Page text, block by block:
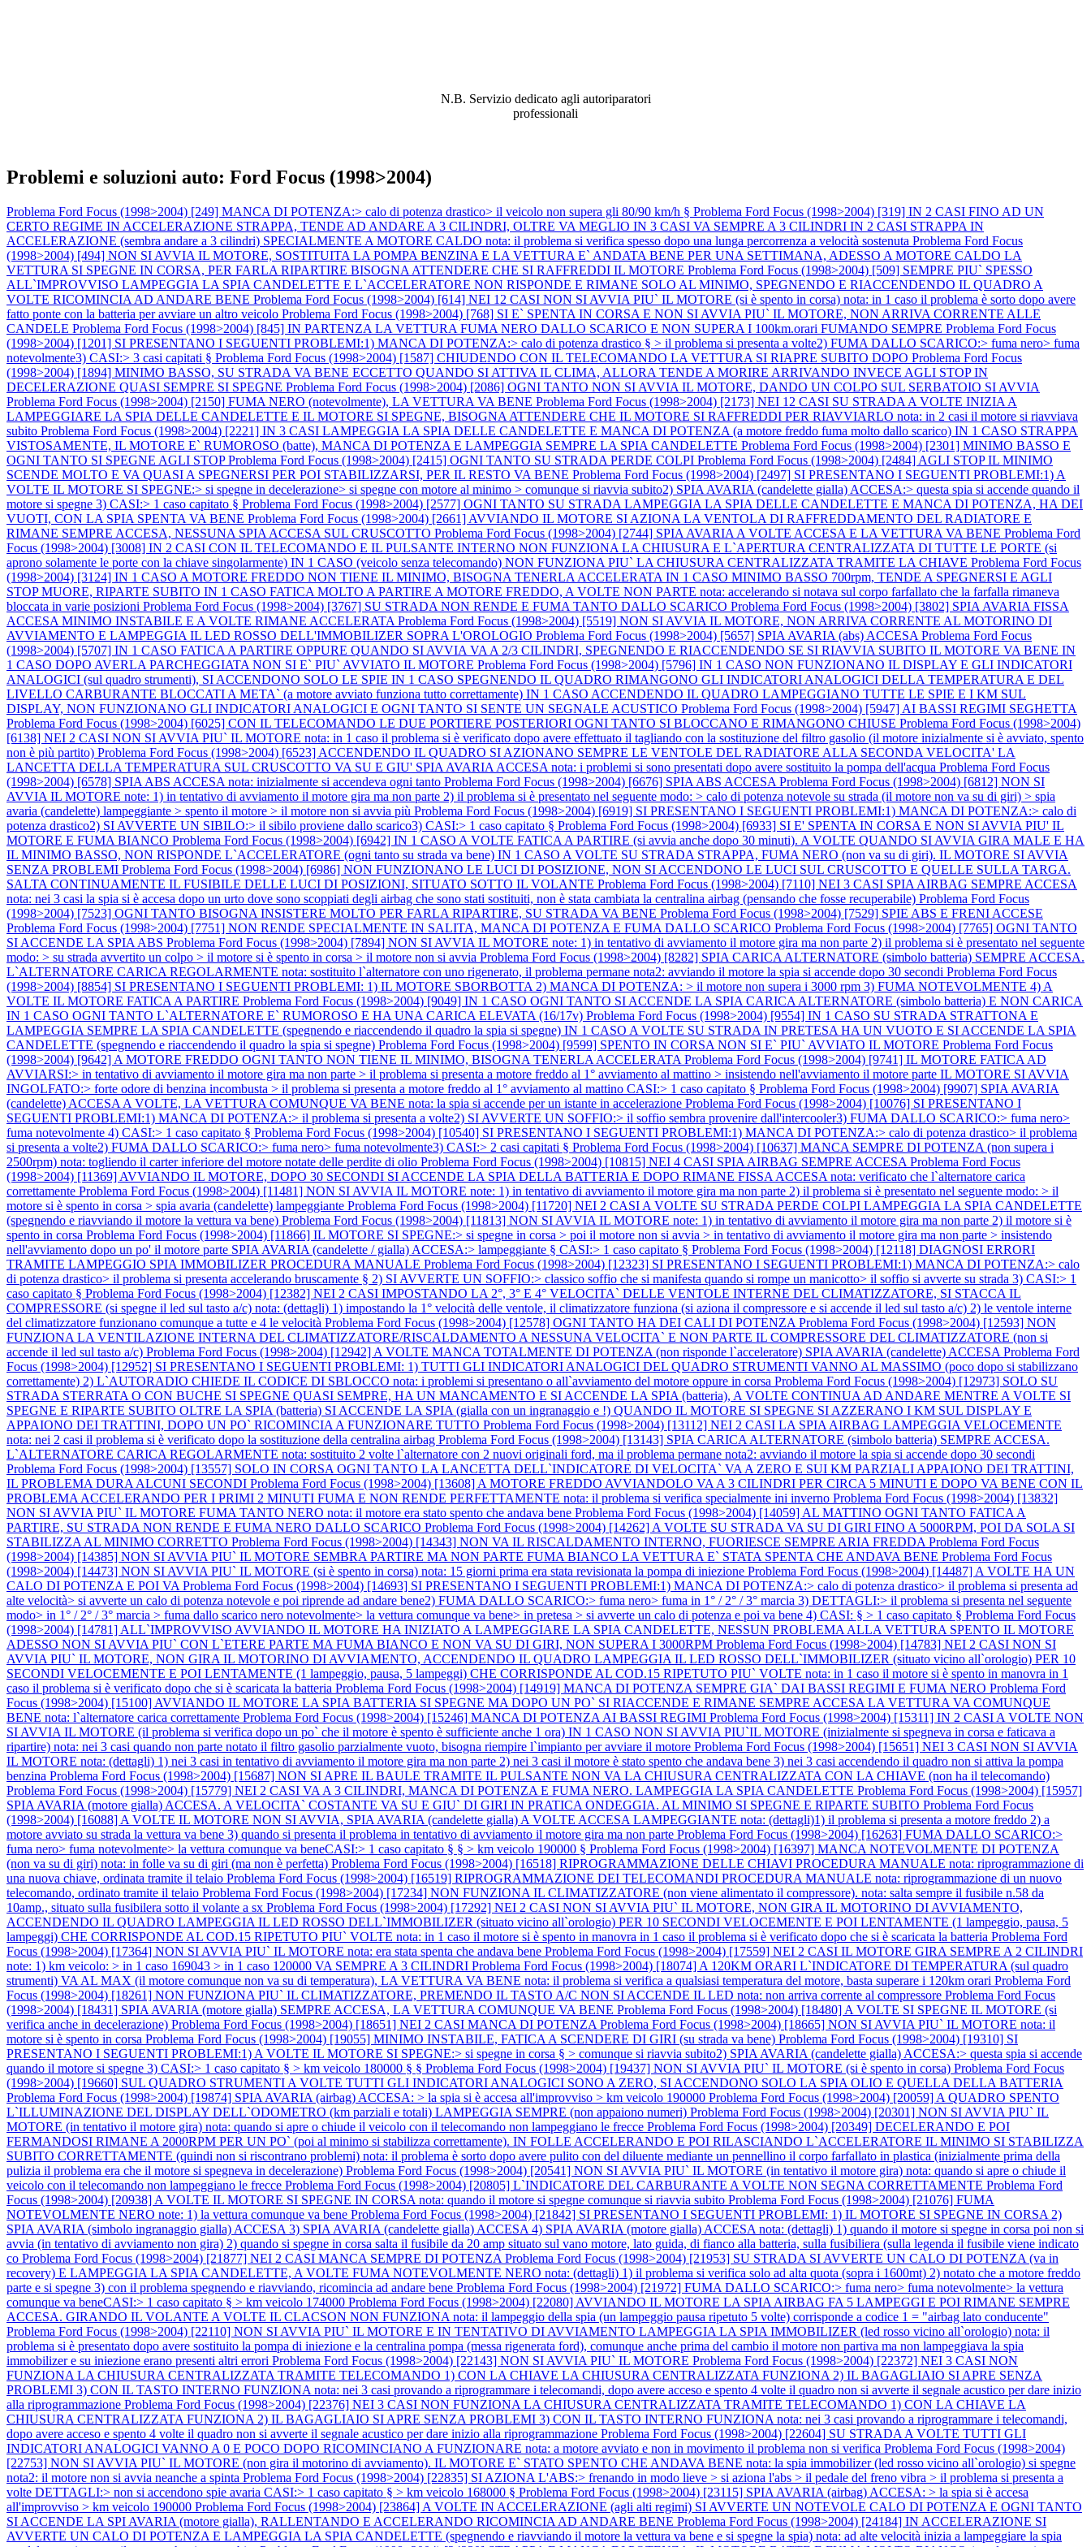
N.B. Servizio dedicato agli autoriparatori
professionali
Problemi e soluzioni auto: Ford Focus (1998>2004)
Problema Ford Focus (1998>2004) [249] MANCA DI POTENZA:> calo di potenza drastico> il veicolo non supera gli 80/90 km/h § Problema Ford Focus (1998>2004) [319] IN 2 CASI FINO AD UN
CERTO REGIME IN ACCELERAZIONE STRAPPA, TENDE AD ANDARE A 3 CILINDRI, OLTRE VA MEGLIO IN 3 CASI VA SEMPRE A 3 CILINDRI IN 2 CASI STRAPPA IN
ACCELERAZIONE (sembra andare a 3 cilindri) SPECIALMENTE A MOTORE CALDO nota: il problema si verifica spesso dopo una lunga percorrenza a velocità sostenuta Problema Ford Focus
(1998>2004) [494] NON SI AVVIA IL MOTORE, SOSTITUITA LA POMPA BENZINA E LA VETTURA E` ANDATA BENE PER UNA SETTIMANA, ADESSO A MOTORE CALDO LA
VETTURA SI SPEGNE IN CORSA, PER FARLA RIPARTIRE BISOGNA ATTENDERE CHE SI RAFFREDDI IL MOTORE Problema Ford Focus (1998>2004) [509] SEMPRE PIU` SPESSO
ALL`IMPROVVISO LAMPEGGIA LA SPIA CANDELETTE E L`ACCELERATORE NON RISPONDE E RIMANE SOLO AL MINIMO, SPEGNENDO E RIACCENDENDO IL QUADRO A
VOLTE RICOMINCIA AD ANDARE BENE Problema Ford Focus (1998>2004) [614] NEI 12 CASI NON SI AVVIA PIU` IL MOTORE (si è spento in corsa) nota: in 1 caso il problema è sorto dopo avere
fatto ponte con la batteria per avviare un altro veicolo Problema Ford Focus (1998>2004) [768] SI E` SPENTA IN CORSA E NON SI AVVIA PIU` IL MOTORE, NON ARRIVA CORRENTE ALLE
CANDELE Problema Ford Focus (1998>2004) [845] IN PARTENZA LA VETTURA FUMA NERO DALLO SCARICO E NON SUPERA I 100km.orari FUMANDO SEMPRE Problema Ford Focus
(1998>2004) [1201] SI PRESENTANO I SEGUENTI PROBLEMI:1) MANCA DI POTENZA:> calo di potenza drastico § > il problema si presenta a volte2) FUMA DALLO SCARICO:> fuma nero> fuma
notevolmente3) CASI:> 3 casi capitati § Problema Ford Focus (1998>2004) [1587] CHIUDENDO CON IL TELECOMANDO LA VETTURA SI RIAPRE SUBITO DOPO Problema Ford Focus
(1998>2004) [1894] MINIMO BASSO, SU STRADA VA BENE ECCETTO QUANDO SI ATTIVA IL CLIMA, ALLORA TENDE A MORIRE ARRIVANDO INVECE AGLI STOP IN
DECELERAZIONE QUASI SEMPRE SI SPEGNE Problema Ford Focus (1998>2004) [2086] OGNI TANTO NON SI AVVIA IL MOTORE, DANDO UN COLPO SUL SERBATOIO SI AVVIA
Problema Ford Focus (1998>2004) [2150] FUMA NERO (notevolmente), LA VETTURA VA BENE Problema Ford Focus (1998>2004) [2173] NEI 12 CASI SU STRADA A VOLTE INIZIA A
LAMPEGGIARE LA SPIA DELLE CANDELETTE E IL MOTORE SI SPEGNE, BISOGNA ATTENDERE CHE IL MOTORE SI RAFFREDDI PER RIAVVIARLO nota: in 2 casi il motore si riavviava
subito Problema Ford Focus (1998>2004) [2221] IN 3 CASI LAMPEGGIA LA SPIA DELLE CANDELETTE E MANCA DI POTENZA (a motore freddo fuma molto dallo scarico) IN 1 CASO STRAPPA
VISTOSAMENTE, IL MOTORE E` RUMOROSO (batte), MANCA DI POTENZA E LAMPEGGIA SEMPRE LA SPIA CANDELETTE Problema Ford Focus (1998>2004) [2301] MINIMO BASSO E
OGNI TANTO SI SPEGNE AGLI STOPProblema Ford Focus (1998>2004) [2415] OGNI TANTO SU STRADA PERDE COLPI Problema Ford Focus (1998>2004) [2484] AGLI STOP IL MINIMO
SCENDE MOLTO E VA QUASI A SPEGNERSI PER POI STABILIZZARSI, PER IL RESTO VA BENE Problema Ford Focus (1998>2004) [2497] SI PRESENTANO I SEGUENTI PROBLEMI:1) A
VOLTE IL MOTORE SI SPEGNE:> si spegne in decelerazione> si spegne con motore al minimo > comunque si riavvia subito2) SPIA AVARIA (candelette gialla) ACCESA:> questa spia si accende quando il
motore si spegne 3) CASI:> 1 caso capitato § Problema Ford Focus (1998>2004) [2577] OGNI TANTO SU STRADA LAMPEGGIA LA SPIA DELLE CANDELETTE E MANCA DI POTENZA, HA DEI
VUOTI, CON LA SPIA SPENTA VA BENE Problema Ford Focus (1998>2004) [2661] AVVIANDO IL MOTORE SI AZIONA LA VENTOLA DI RAFFREDDAMENTO DEL RADIATORE E
RIMANE SEMPRE ACCESA, NESSUNA SPIA ACCESA SUL CRUSCOTTO Problema Ford Focus (1998>2004) [2744] SPIA AVARIA A VOLTE ACCESA E LA VETTURA VA BENE Problema Ford
Focus (1998>2004) [3008] IN 2 CASI CON IL TELECOMANDO E IL PULSANTE INTERNO NON FUNZIONA LA CHIUSURA E L`APERTURA CENTRALIZZATA DI TUTTE LE PORTE (si
aprono solamente le porte con la chiave singolarmente) IN 1 CASO (veicolo senza telecomando) NON FUNZIONA PIU` LA CHIUSURA CENTRALIZZATA TRAMITE LA CHIAVE Problema Ford Focus
(1998>2004) [3124] IN 1 CASO A MOTORE FREDDO NON TIENE IL MINIMO, BISOGNA TENERLA ACCELERATA IN 1 CASO MINIMO BASSO 700rpm, TENDE A SPEGNERSI E AGLI
STOP MUORE, RIPARTE SUBITO IN 1 CASO FATICA MOLTO A PARTIRE A MOTORE FREDDO, A VOLTE NON PARTE nota: accelerando si notava sul corpo farfallato che la farfalla rimaneva
bloccata in varie posizioni Problema Ford Focus (1998>2004) [3767] SU STRADA NON RENDE E FUMA TANTO DALLO SCARICO Problema Ford Focus (1998>2004) [3802] SPIA AVARIA FISSA
ACCESA MINIMO INSTABILE E A VOLTE RIMANE ACCELERATA Problema Ford Focus (1998>2004) [5519] NON SI AVVIA IL MOTORE, NON ARRIVA CORRENTE AL MOTORINO DI
AVVIAMENTO E LAMPEGGIA IL LED ROSSO DELL'IMMOBILIZER SOPRA L'OROLOGIO Problema Ford Focus (1998>2004) [5657] SPIA AVARIA (abs) ACCESA Problema Ford Focus
(1998>2004) [5707] IN 1 CASO FATICA A PARTIRE OPPURE QUANDO SI AVVIA VA A 2/3 CILINDRI, SPEGNENDO E RIACCENDENDO SE SI RIAVVIA SUBITO IL MOTORE VA BENE IN
1 CASO DOPO AVERLA PARCHEGGIATA NON SI E` PIU` AVVIATO IL MOTORE Problema Ford Focus (1998>2004) [5796] IN 1 CASO NON FUNZIONANO IL DISPLAY E GLI INDICATORI
ANALOGICI (sul quadro strumenti), SI ACCENDONO SOLO LE SPIE IN 1 CASO SPEGNENDO IL QUADRO RIMANGONO GLI INDICATORI ANALOGICI DELLA TEMPERATURA E DEL
LIVELLO CARBURANTE BLOCCATI A META` (a motore avviato funziona tutto correttamente) IN 1 CASO ACCENDENDO IL QUADRO LAMPEGGIANO TUTTE LE SPIE E I KM SUL
DISPLAY, NON FUNZIONANO GLI INDICATORI ANALOGICI E OGNI TANTO SI SENTE UN SEGNALE ACUSTICO Problema Ford Focus (1998>2004) [5947] AI BASSI REGIMI SEGHETTA
Problema Ford Focus (1998>2004) [6025] CON IL TELECOMANDO LE DUE PORTIERE POSTERIORI OGNI TANTO SI BLOCCANO E RIMANGONO CHIUSE Problema Ford Focus (1998>2004)
[6138] NEI 2 CASI NON SI AVVIA PIU` IL MOTORE nota: in 1 caso il problema si è verificato dopo avere effettuato il tagliando con la sostituzione del filtro gasolio (il motore inizialmente si è avviato, spento
non è più partito) Problema Ford Focus (1998>2004) [6523] ACCENDENDO IL QUADRO SI AZIONANO SEMPRE LE VENTOLE DEL RADIATORE ALLA SECONDA VELOCITA' LA
LANCETTA DELLA TEMPERATURA SUL CRUSCOTTO VA SU E GIU' SPIA AVARIA ACCESA nota: i problemi si sono presentati dopo avere sostituito la pompa dell'acqua Problema Ford Focus
(1998>2004) [6578] SPIA ABS ACCESA nota: inizialmente si accendeva ogni tanto Problema Ford Focus (1998>2004) [6676] SPIA ABS ACCESA Problema Ford Focus (1998>2004) [6812] NON SI
AVVIA IL MOTORE note: 1) in tentativo di avviamento il motore gira ma non parte 2) il problema si è presentato nel seguente modo: > calo di potenza notevole su strada (il motore non va su di giri) > spia
avaria (candelette) lampeggiante > spento il motore > il motore non si avvia più Problema Ford Focus (1998>2004) [6919] SI PRESENTANO I SEGUENTI PROBLEMI:1) MANCA DI POTENZA:> calo di
potenza drastico2) SI AVVERTE UN SIBILO:> il sibilo proviene dallo scarico3) CASI:> 1 caso capitato § Problema Ford Focus (1998>2004) [6933] SI E' SPENTA IN CORSA E NON SI AVVIA PIU' IL
MOTORE E FUMA BIANCO Problema Ford Focus (1998>2004) [6942] IN 1 CASO A VOLTE FATICA A PARTIRE (si avvia anche dopo 30 minuti). A VOLTE QUANDO SI AVVIA GIRA MALE E HA
IL MINIMO BASSO, NON RISPONDE L`ACCELERATORE (ogni tanto su strada va bene) IN 1 CASO A VOLTE SU STRADA STRAPPA, FUMA NERO (non va su di giri). IL MOTORE SI AVVIA
SENZA PROBLEMI Problema Ford Focus (1998>2004) [6986] NON FUNZIONANO LE LUCI DI POSIZIONE, NON SI ACCENDONO LE LUCI SUL CRUSCOTTO E QUELLE SULLA TARGA.
SALTA CONTINUAMENTE IL FUSIBILE DELLE LUCI DI POSIZIONI, SITUATO SOTTO IL VOLANTE Problema Ford Focus (1998>2004) [7110] NEI 3 CASI SPIA AIRBAG SEMPRE ACCESA
nota: nei 3 casi la spia si è accesa dopo un urto dove sono scoppiati degli airbag che sono stati sostituiti, non è stata cambiata la centralina airbag (pensando che fosse recuperabile) Problema Ford Focus
(1998>2004) [7523] OGNI TANTO BISOGNA INSISTERE MOLTO PER FARLA RIPARTIRE, SU STRADA VA BENE Problema Ford Focus (1998>2004) [7529] SPIE ABS E FRENI ACCESE
Problema Ford Focus (1998>2004) [7751] NON RENDE SPECIALMENTE IN SALITA, MANCA DI POTENZA E FUMA DALLO SCARICO Problema Ford Focus (1998>2004) [7765] OGNI TANTO
SI ACCENDE LA SPIA ABS Problema Ford Focus (1998>2004) [7894] NON SI AVVIA IL MOTORE note: 1) in tentativo di avviamento il motore gira ma non parte 2) il problema si è presentato nel seguente
modo: > su strada avvertito un colpo > il motore si è spento in corsa > il motore non si avvia Problema Ford Focus (1998>2004) [8282] SPIA CARICA ALTERNATORE (simbolo batteria) SEMPRE ACCESA.
L`ALTERNATORE CARICA REGOLARMENTE nota: sostituito l`alternatore con uno rigenerato, il problema permane nota2: avviando il motore la spia si accende dopo 30 secondi Problema Ford Focus
(1998>2004) [8854] SI PRESENTANO I SEGUENTI PROBLEMI: 1) IL MOTORE SBORBOTTA 2) MANCA DI POTENZA: > il motore non supera i 3000 rpm 3) FUMA NOTEVOLMENTE 4) A
VOLTE IL MOTORE FATICA A PARTIRE Problema Ford Focus (1998>2004) [9049] IN 1 CASO OGNI TANTO SI ACCENDE LA SPIA CARICA ALTERNATORE (simbolo batteria) E NON CARICA
IN 1 CASO OGNI TANTO L`ALTERNATORE E` RUMOROSO E HA UNA CARICA ELEVATA (16/17v) Problema Ford Focus (1998>2004) [9554] IN 1 CASO SU STRADA STRATTONA E
LAMPEGGIA SEMPRE LA SPIA CANDELETTE (spegnendo e riaccendendo il quadro la spia si spegne) IN 1 CASO A VOLTE SU STRADA IN PRETESA HA UN VUOTO E SI ACCENDE LA SPIA
CANDELETTE (spegnendo e riaccendendo il quadro la spia si spegne) Problema Ford Focus (1998>2004) [9599] SPENTO IN CORSA NON SI E` PIU` AVVIATO IL MOTORE Problema Ford Focus
(1998>2004) [9642] A MOTORE FREDDO OGNI TANTO NON TIENE IL MINIMO, BISOGNA TENERLA ACCELERATA Problema Ford Focus (1998>2004) [9741] IL MOTORE FATICA AD
AVVIARSI:> in tentativo di avviamento il motore gira ma non parte > il problema si presenta a motore freddo al 1° avviamento al mattino > insistendo nell'avviamento il motore parte IL MOTORE SI AVVIA
INGOLFATO:> forte odore di benzina incombusta > il problema si presenta a motore freddo al 1° avviamento al mattino CASI:> 1 caso capitato § Problema Ford Focus (1998>2004) [9907] SPIA AVARIA
(candelette) ACCESA A VOLTE, LA VETTURA COMUNQUE VA BENE nota: la spia si accende per un istante in accelerazione Problema Ford Focus (1998>2004) [10076] SI PRESENTANO I
SEGUENTI PROBLEMI:1) MANCA DI POTENZA:> il problema si presenta a volte2) SI AVVERTE UN SOFFIO:> il soffio sembra provenire dall'intercooler3) FUMA DALLO SCARICO:> fuma nero>
fuma notevolmente 4) CASI:> 1 caso capitato § Problema Ford Focus (1998>2004) [10540] SI PRESENTANO I SEGUENTI PROBLEMI:1) MANCA DI POTENZA:> calo di potenza drastico> il problema
si presenta a volte2) FUMA DALLO SCARICO:> fuma nero> fuma notevolmente3) CASI:> 2 casi capitati § Problema Ford Focus (1998>2004) [10637] MANCA SEMPRE DI POTENZA (non supera i
2500rpm) nota: togliendo il carter inferiore del motore notate delle perdite di olio Problema Ford Focus (1998>2004) [10815] NEI 4 CASI SPIA AIRBAG SEMPRE ACCESA Problema Ford Focus
(1998>2004) [11369] AVVIANDO IL MOTORE, DOPO 30 SECONDI SI ACCENDE LA SPIA DELLA BATTERIA E DOPO RIMANE FISSA ACCESA nota: verificato che l`alternatore carica
correttamente Problema Ford Focus (1998>2004) [11481] NON SI AVVIA IL MOTORE note: 1) in tentativo di avviamento il motore gira ma non parte 2) il problema si è presentato nel seguente modo: > il
motore si è spento in corsa > spia avaria (candelette) lampeggiante Problema Ford Focus (1998>2004) [11720] NEI 2 CASI A VOLTE SU STRADA PERDE COLPI LAMPEGGIA LA SPIA CANDELETTE
(spegnendo e riavviando il motore la vettura va bene) Problema Ford Focus (1998>2004) [11813] NON SI AVVIA IL MOTORE note: 1) in tentativo di avviamento il motore gira ma non parte 2) il motore si è
spento in corsa Problema Ford Focus (1998>2004) [11866] IL MOTORE SI SPEGNE:> si spegne in corsa > poi il motore non si avvia > in tentativo di avviamento il motore gira ma non parte > insistendo
nell'avviamento dopo un po' il motore parte SPIA AVARIA (candelette / gialla) ACCESA:> lampeggiante § CASI:> 1 caso capitato § Problema Ford Focus (1998>2004) [12118] DIAGNOSI ERRORI
TRAMITE LAMPEGGIO SPIA IMMOBILIZER PROCEDURA MANUALE Problema Ford Focus (1998>2004) [12323] SI PRESENTANO I SEGUENTI PROBLEMI:1) MANCA DI POTENZA:> calo
di potenza drastico> il problema si presenta accelerando bruscamente § 2) SI AVVERTE UN SOFFIO:> classico soffio che si manifesta quando si rompe un manicotto> il soffio si avverte su strada 3) CASI:> 1
caso capitato § Problema Ford Focus (1998>2004) [12382] NEI 2 CASI IMPOSTANDO LA 2°, 3° E 4° VELOCITA` DELLE VENTOLE INTERNE DEL CLIMATIZZATORE, SI STACCA IL
COMPRESSORE (si spegne il led sul tasto a/c) nota: (dettagli) 1) impostando la 1° velocità delle ventole, il climatizzatore funziona (si aziona il compressore e si accende il led sul tasto a/c) 2) le ventole interne
del climatizzatore funzionano comunque a tutte e 4 le velocità Problema Ford Focus (1998>2004) [12578] OGNI TANTO HA DEI CALI DI POTENZA Problema Ford Focus (1998>2004) [12593] NON
FUNZIONA LA VENTILAZIONE INTERNA DEL CLIMATIZZATORE/RISCALDAMENTO A NESSUNA VELOCITA` E NON PARTE IL COMPRESSORE DEL CLIMATIZZATORE (non si
accende il led sul tasto a/c) Problema Ford Focus (1998>2004) [12942] A VOLTE MANCA TOTALMENTE DI POTENZA (non risponde l`acceleratore) SPIA AVARIA (candelette) ACCESA Problema Ford
Focus (1998>2004) [12952] SI PRESENTANO I SEGUENTI PROBLEMI: 1) TUTTI GLI INDICATORI ANALOGICI DEL QUADRO STRUMENTI VANNO AL MASSIMO (poco dopo si stabilizzano
correttamente) 2) L`AUTORADIO CHIEDE IL CODICE DI SBLOCCO nota: i problemi si presentano o all`avviamento del motore oppure in corsa Problema Ford Focus (1998>2004) [12973] SOLO SU
STRADA STERRATA O CON BUCHE SI SPEGNE QUASI SEMPRE, HA UN MANCAMENTO E SI ACCENDE LA SPIA (batteria), A VOLTE CONTINUA AD ANDARE MENTRE A VOLTE SI
SPEGNE E RIPARTE SUBITO OLTRE LA SPIA (batteria) SI ACCENDE LA SPIA (gialla con un ingranaggio e !) QUANDO IL MOTORE SI SPEGNE SI AZZERANO I KM SUL DISPLAY E
APPAIONO DEI TRATTINI, DOPO UN PO` RICOMINCIA A FUNZIONARE TUTTO Problema Ford Focus (1998>2004) [13112] NEI 2 CASI LA SPIA AIRBAG LAMPEGGIA VELOCEMENTE
nota: nei 2 casi il problema si è verificato dopo la sostituzione della centralina airbag Problema Ford Focus (1998>2004) [13143] SPIA CARICA ALTERNATORE (simbolo batteria) SEMPRE ACCESA.
L`ALTERNATORE CARICA REGOLARMENTE nota: sostituito 2 volte l`alternatore con 2 nuovi originali ford, ma il problema permane nota2: avviando il motore la spia si accende dopo 30 secondi
Problema Ford Focus (1998>2004) [13557] SOLO IN CORSA OGNI TANTO LA LANCETTA DELL`INDICATORE DI VELOCITA` VA A ZERO E SUI KM PARZIALI APPAIONO DEI TRATTINI,
IL PROBLEMA DURA ALCUNI SECONDI Problema Ford Focus (1998>2004) [13608] A MOTORE FREDDO AVVIANDOLO VA A 3 CILINDRI PER CIRCA 5 MINUTI E DOPO VA BENE CON IL
PROBLEMA ACCELERANDO PER I PRIMI 2 MINUTI FUMA E NON RENDE PERFETTAMENTE nota: il problema si verifica specialmente ini inverno Problema Ford Focus (1998>2004) [13832]
NON SI AVVIA PIU` IL MOTORE FUMA TANTO NERO nota: il motore era stato spento che andava bene Problema Ford Focus (1998>2004) [14059] AL MATTINO OGNI TANTO FATICA A
PARTIRE, SU STRADA NON RENDE E FUMA NERO DALLO SCARICO Problema Ford Focus (1998>2004) [14262] A VOLTE SU STRADA VA SU DI GIRI FINO A 5000RPM, POI DA SOLA SI
STABILIZZA AL MINIMO CORRETTO Problema Ford Focus (1998>2004) [14343] NON VA IL RISCALDAMENTO INTERNO, FUORIESCE SEMPRE ARIA FREDDA Problema Ford Focus
(1998>2004) [14385] NON SI AVVIA PIU` IL MOTORE SEMBRA PARTIRE MA NON PARTE FUMA BIANCO LA VETTURA E` STATA SPENTA CHE ANDAVA BENE Problema Ford Focus
(1998>2004) [14473] NON SI AVVIA PIU` IL MOTORE (si è spento in corsa) nota: 15 giorni prima era stata revisionata la pompa di iniezione Problema Ford Focus (1998>2004) [14487] A VOLTE HA UN
CALO DI POTENZA E POI VA Problema Ford Focus (1998>2004) [14693] SI PRESENTANO I SEGUENTI PROBLEMI:1) MANCA DI POTENZA:> calo di potenza drastico> il problema si presenta ad
alte velocità> si avverte un calo di potenza notevole e poi riprende ad andare bene2) FUMA DALLO SCARICO:> fuma nero> fuma in 1° / 2° / 3° marcia 3) DETTAGLI:> il problema si presenta nel seguente
modo> in 1° / 2° / 3° marcia > fuma dallo scarico nero notevolmente> la vettura comunque va bene> in pretesa > si avverte un calo di potenza e poi va bene 4) CASI: § > 1 caso capitato § Problema Ford Focus
(1998>2004) [14781] ALL`IMPROVVISO AVVIANDO IL MOTORE HA INIZIATO A LAMPEGGIARE LA SPIA CANDELETTE, NESSUN PROBLEMA ALLA VETTURA SPENTO IL MOTORE
ADESSO NON SI AVVIA PIU` CON L`ETERE PARTE MA FUMA BIANCO E NON VA SU DI GIRI, NON SUPERA I 3000RPM Problema Ford Focus (1998>2004) [14783] NEI 2 CASI NON SI
AVVIA PIU` IL MOTORE, NON GIRA IL MOTORINO DI AVVIAMENTO, ACCENDENDO IL QUADRO LAMPEGGIA IL LED ROSSO DELL`IMMOBILIZER (situato vicino all`orologio) PER 10
SECONDI VELOCEMENTE E POI LENTAMENTE (1 lampeggio, pausa, 5 lampeggi) CHE CORRISPONDE AL COD.15 RIPETUTO PIU` VOLTE nota: in 1 caso il motore si è spento in manovra in 1
caso il problema si è verificato dopo che si è scaricata la batteria Problema Ford Focus (1998>2004) [14919] MANCA DI POTENZA SEMPRE GIA` DAI BASSI REGIMI E FUMA NERO Problema Ford
Focus (1998>2004) [15100] AVVIANDO IL MOTORE LA SPIA BATTERIA SI SPEGNE MA DOPO UN PO` SI RIACCENDE E RIMANE SEMPRE ACCESA LA VETTURA VA COMUNQUE
BENE nota: l`alternatore carica correttamente Problema Ford Focus (1998>2004) [15246] MANCA DI POTENZA AI BASSI REGIMI Problema Ford Focus (1998>2004) [15311] IN 2 CASI A VOLTE NON
SI AVVIA IL MOTORE (il problema si verifica dopo un po` che il motore è spento è sufficiente anche 1 ora) IN 1 CASO NON SI AVVIA PIU`IL MOTORE (inizialmente si spegneva in corsa e faticava a
ripartire) nota: nei 3 casi quando non parte notato il filtro gasolio parzialmente vuoto, bisogna riempire l`impianto per avviare il motore Problema Ford Focus (1998>2004) [15651] NEI 3 CASI NON SI AVVIA
IL MOTORE nota: (dettagli) 1) nei 3 casi in tentativo di avviamento il motore gira ma non parte 2) nei 3 casi il motore è stato spento che andava bene 3) nei 3 casi accendendo il quadro non si attiva la pompa
benzina Problema Ford Focus (1998>2004) [15687] NON SI APRE IL BAULE TRAMITE IL PULSANTE NON VA LA CHIUSURA CENTRALIZZATA CON LA CHIAVE (non ha il telecomando)
Problema Ford Focus (1998>2004) [15779] NEI 2 CASI VA A 3 CILINDRI, MANCA DI POTENZA E FUMA NERO. LAMPEGGIA LA SPIA CANDELETTE Problema Ford Focus (1998>2004) [15957]
SPIA AVARIA (motore gialla) ACCESA. A VELOCITA` COSTANTE VA SU E GIU` DI GIRI IN PRATICA ONDEGGIA. AL MINIMO SI SPEGNE E RIPARTE SUBITO Problema Ford Focus
(1998>2004) [16088] A VOLTE IL MOTORE NON SI AVVIA, SPIA AVARIA (candelette gialla) A VOLTE ACCESA LAMPEGGIANTE nota: (dettagli)1) il problema si presenta a motore freddo 2) a
motore avviato su strada la vettura va bene 3) quando si presenta il problema in tentativo di avviamento il motore gira ma non parte Problema Ford Focus (1998>2004) [16263] FUMA DALLO SCARICO:>
fuma nero> fuma notevolmente> la vettura comunque va beneCASI:> 1 caso capitato § § > km veicolo 190000 § Problema Ford Focus (1998>2004) [16397] MANCA NOTEVOLMENTE DI POTENZA
(non va su di giri) nota: in folle va su di giri (ma non è perfetta) Problema Ford Focus (1998>2004) [16518] RIPROGRAMMAZIONE DELLE CHIAVI PROCEDURA MANUALE nota: riprogrammazione di
una nuova chiave, ordinata tramite il telaio Problema Ford Focus (1998>2004) [16519] RIPROGRAMMAZIONE DEI TELECOMANDI PROCEDURA MANUALE nota: riprogrammazione di un nuovo
telecomando, ordinato tramite il telaio Problema Ford Focus (1998>2004) [17234] NON FUNZIONA IL CLIMATIZZATORE (non viene alimentato il compressore). nota: salta sempre il fusibile n.58 da
10amp., situato sulla fusibilera sotto il volante a sx Problema Ford Focus (1998>2004) [17292] NEI 2 CASI NON SI AVVIA PIU` IL MOTORE, NON GIRA IL MOTORINO DI AVVIAMENTO,
ACCENDENDO IL QUADRO LAMPEGGIA IL LED ROSSO DELL`IMMOBILIZER (situato vicino all`orologio) PER 10 SECONDI VELOCEMENTE E POI LENTAMENTE (1 lampeggio, pausa, 5
lampeggi) CHE CORRISPONDE AL COD.15 RIPETUTO PIU` VOLTE nota: in 1 caso il motore si è spento in manovra in 1 caso il problema si è verificato dopo che si è scaricata la batteria Problema Ford
Focus (1998>2004) [17364] NON SI AVVIA PIU` IL MOTORE nota: era stata spenta che andava bene Problema Ford Focus (1998>2004) [17559] NEI 2 CASI IL MOTORE GIRA SEMPRE A 2 CILINDRI
note: 1) km veicolo: > in 1 caso 169043 > in 1 caso 120000 VA SEMPRE A 3 CILINDRI Problema Ford Focus (1998>2004) [18074] A 120KM ORARI L`INDICATORE DI TEMPERATURA (sul quadro
strumenti) VA AL MAX (il motore comunque non va su di temperatura), LA VETTURA VA BENE nota: il problema si verifica a qualsiasi temperatura del motore, basta superare i 120km orari Problema Ford
Focus (1998>2004) [18261] NON FUNZIONA PIU` IL CLIMATIZZATORE, PREMENDO IL TASTO A/C NON SI ACCENDE IL LED nota: non arriva corrente al compressore Problema Ford Focus
(1998>2004) [18431] SPIA AVARIA (motore gialla) SEMPRE ACCESA, LA VETTURA COMUNQUE VA BENE Problema Ford Focus (1998>2004) [18480] A VOLTE SI SPEGNE IL MOTORE (si
verifica anche in decelerazione) Problema Ford Focus (1998>2004) [18651] NEI 2 CASI MANCA DI POTENZA Problema Ford Focus (1998>2004) [18665] NON SI AVVIA PIU` IL MOTORE nota: il
motore si è spento in corsa Problema Ford Focus (1998>2004) [19055] MINIMO INSTABILE, FATICA A SCENDERE DI GIRI (su strada va bene) Problema Ford Focus (1998>2004) [19310] SI
PRESENTANO I SEGUENTI PROBLEMI:1) A VOLTE IL MOTORE SI SPEGNE:> si spegne in corsa § > comunque si riavvia subito2) SPIA AVARIA (candelette gialla) ACCESA:> questa spia si accende
quando il motore si spegne 3) CASI:> 1 caso capitato § > km veicolo 180000 § § Problema Ford Focus (1998>2004) [19437] NON SI AVVIA PIU` IL MOTORE (si è spento in corsa) Problema Ford Focus
(1998>2004) [19660] SUL QUADRO STRUMENTI A VOLTE TUTTI GLI INDICATORI ANALOGICI SONO A ZERO, SI ACCENDONO SOLO LA SPIA OLIO E QUELLA DELLA BATTERIA
Problema Ford Focus (1998>2004) [19874] SPIA AVARIA (airbag) ACCESA: > la spia si è accesa all'improvviso > km veicolo 190000 Problema Ford Focus (1998>2004) [20059] A QUADRO SPENTO
L`ILLUMINAZIONE DEL DISPLAY DELL`ODOMETRO (km parziali e totali) LAMPEGGIA SEMPRE (non appaiono numeri) Problema Ford Focus (1998>2004) [20301] NON SI AVVIA PIU` IL
MOTORE (in tentativo il motore gira) nota: quando si apre o chiude il veicolo con il telecomando non lampeggiano le frecce Problema Ford Focus (1998>2004) [20349] DECELERANDO E POI
FERMANDOSI RIMANE A 2000RPM PER UN PO` (poi al minimo si stabilizza correttamente). IN FOLLE ACCELERANDO E POI RILASCIANDO L`ACCELERATORE IL MINIMO SI STABILIZZA
SUBITO CORRETTAMENTE (quindi non si riscontrano problemi) nota: il problema è sorto dopo avere pulito con del diluente mediante un pennellino il corpo farfallato in plastica (inizialmente prima della
pulizia il problema era che il motore si spegneva in decelerazione) Problema Ford Focus (1998>2004) [20541] NON SI AVVIA PIU` IL MOTORE (in tentativo il motore gira) nota: quando si apre o chiude il
veicolo con il telecomando non lampeggiano le frecce Problema Ford Focus (1998>2004) [20805] L`INDICATORE DEL CARBURANTE A VOLTE NON SEGNA CORRETTAMENTE Problema Ford
Focus (1998>2004) [20938] A VOLTE IL MOTORE SI SPEGNE IN CORSA nota: quando il motore si spegne comunque si riavvia subito Problema Ford Focus (1998>2004) [21076] FUMA
NOTEVOLMENTE NERO note: 1) la vettura comunque va bene Problema Ford Focus (1998>2004) [21842] SI PRESENTANO I SEGUENTI PROBLEMI: 1) IL MOTORE SI SPEGNE IN CORSA 2)
SPIA AVARIA (simbolo ingranaggio gialla) ACCESA 3) SPIA AVARIA (candelette gialla) ACCESA 4) SPIA AVARIA (motore gialla) ACCESA nota: (dettagli) 1) quando il motore si spegne in corsa poi non si
avvia (in tentativo di avviamento non gira) 2) quando si spegne in corsa salta il fusibile da 20 amp situato sul vano motore, lato guida, di fianco alla batteria, sulla fusibiliera (sulla legenda il fusibile viene indicato
co Problema Ford Focus (1998>2004) [21877] NEI 2 CASI MANCA SEMPRE DI POTENZA Problema Ford Focus (1998>2004) [21953] SU STRADA SI AVVERTE UN CALO DI POTENZA (va in
recovery) E LAMPEGGIA LA SPIA CANDELETTE, A VOLTE FUMA NOTEVOLMENTE NERO nota: (dettagli) 1) il problema si verifica solo ad alta quota (sopra i 1600mt) 2) notato che a motore freddo
parte e si spegne 3) con il problema spegnendo e riavviando, ricomincia ad andare bene Problema Ford Focus (1998>2004) [21972] FUMA DALLO SCARICO:> fuma nero> fuma notevolmente> la vettura
comunque va beneCASI:> 1 caso capitato § > km veicolo 174000 Problema Ford Focus (1998>2004) [22080] AVVIANDO IL MOTORE LA SPIA AIRBAG FA 5 LAMPEGGI E POI RIMANE SEMPRE
ACCESA. GIRANDO IL VOLANTE A VOLTE IL CLACSON NON FUNZIONA nota: il lampeggio della spia (un lampeggio pausa ripetuto 5 volte) corrisponde a codice 1 = "airbag lato conducente"
Problema Ford Focus (1998>2004) [22110] NON SI AVVIA PIU` IL MOTORE E IN TENTATIVO DI AVVIAMENTO LAMPEGGIA LA SPIA IMMOBILIZER (led rosso vicino all`orologio) nota: il
problema si è presentato dopo avere sostituito la pompa di iniezione e la centralina pompa (messa rigenerata ford), comunque anche prima del cambio il motore non partiva ma non lampeggiava la spia
immobilizer e su iniezione erano presenti altri errori Problema Ford Focus (1998>2004) [22143] NON SI AVVIA PIU` IL MOTORE Problema Ford Focus (1998>2004) [22372] NEI 3 CASI NON
FUNZIONA LA CHIUSURA CENTRALIZZATA TRAMITE TELECOMANDO 1) CON LA CHIAVE LA CHIUSURA CENTRALIZZATA FUNZIONA 2) IL BAGAGLIAIO SI APRE SENZA
PROBLEMI 3) CON IL TASTO INTERNO FUNZIONA nota: nei 3 casi provando a riprogrammare i telecomandi, dopo avere acceso e spento 4 volte il quadro non si avverte il segnale acustico per dare inizio
alla riprogrammazione Problema Ford Focus (1998>2004) [22376] NEI 3 CASI NON FUNZIONA LA CHIUSURA CENTRALIZZATA TRAMITE TELECOMANDO 1) CON LA CHIAVE LA
CHIUSURA CENTRALIZZATA FUNZIONA 2) IL BAGAGLIAIO SI APRE SENZA PROBLEMI 3) CON IL TASTO INTERNO FUNZIONA nota: nei 3 casi provando a riprogrammare i telecomandi,
dopo avere acceso e spento 4 volte il quadro non si avverte il segnale acustico per dare inizio alla riprogrammazione Problema Ford Focus (1998>2004) [22604] SU STRADA A VOLTE TUTTI GLI
INDICATORI ANALOGICI VANNO A 0 E POCO DOPO RICOMINCIANO A FUNZIONARE nota: a motore avviato e non in movimento il problema non si verifica Problema Ford Focus (1998>2004)
[22753] NON SI AVVIA PIU` IL MOTORE (non gira il motorino di avviamento). IL MOTORE E` STATO SPENTO CHE ANDAVA BENE nota: la spia immobilizer (led rosso vicino all`orologio) si spegne
nota2: il motore non si avvia neanche a spinta Problema Ford Focus (1998>2004) [22835] SI AZIONA L'ABS:> frenando in modo lieve > si aziona l'abs > il pedale del freno vibra > il problema si presenta a
volte DETTAGLI:> non si accendono spie avaria CASI:> 1 caso capitato § > km veicolo 168000 § Problema Ford Focus (1998>2004) [23115] SPIA AVARIA (airbag) ACCESA: > la spia si è accesa
all'improvviso > km veicolo 190000 Problema Ford Focus (1998>2004) [23864] A VOLTE IN ACCELERAZIONE (agli alti regimi) SI AVVERTE UN NOTEVOLE CALO DI POTENZA E OGNI TANTO
SI ACCENDE LA SPI AVARIA (motore gialla), RALLENTANDO E ACCELERANDO RICOMINCIA AD ANDARE BENE Problema Ford Focus (1998>2004) [24184] IN ACCELERAZIONE SI
AVVERTE UN CALO DI POTENZA E LAMPEGGIA LA SPIA CANDELETTE (spegnendo e riavviando il motore la vettura va bene e si spegne la spia) nota: ad alte velocità inizia a lampeggiare la spia